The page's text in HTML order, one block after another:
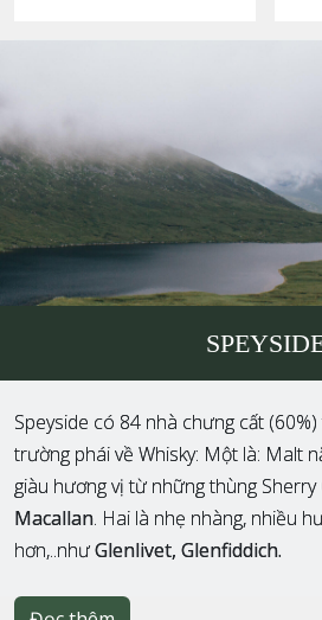
Speyside có 84 nhà chưng cất
trường phái về Whisky: Một là: Malt
giàu hương vị từ những thùng
Macallan. Hai là nhẹ nhàng, nhiều
hơn,..nhưGlenlivet, Glenfiddich.